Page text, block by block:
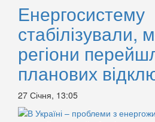
Енергосистему
стабілізували,
регіони
планових
27 Січня, 13:05